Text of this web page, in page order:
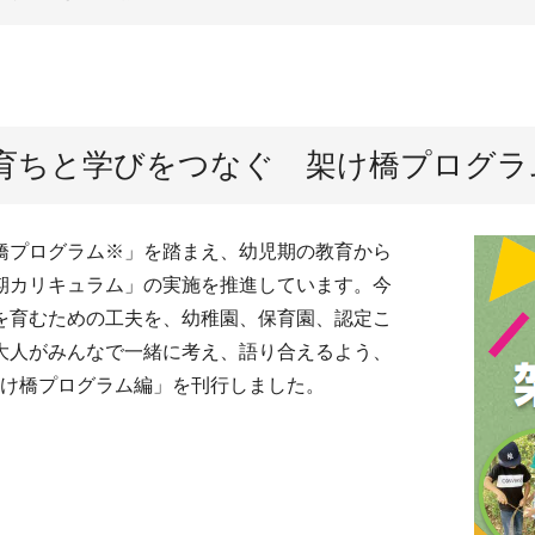
ちと学びをつなぐ 架け橋プログラ
プログラム※」を踏まえ、幼児期の教育から
リキュラム」の実施を推進しています。今
むための工夫を、幼稚園、保育園、認定こ
がみんなで一緒に考え、語り合えるよう、
橋プログラム編」を刊行しました。